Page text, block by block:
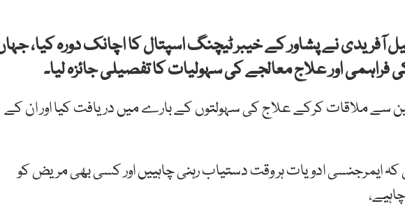
آفریدی نے پشاور کے خیبر ٹیچنگ اسپتال کا اچانک دورہ کیا،
فراہمی اور علاج معالجے کی سہولیات کا تفصیلی جائزہ لیا۔
سے ملاقات کرکے علاج کی سہولتوں کے بارے میں دریافت کیا اور ان کے
کہ ایمرجنسی ادویات ہر وقت دستیاب رہنی چاہییں اور کسی بھی مریض کو